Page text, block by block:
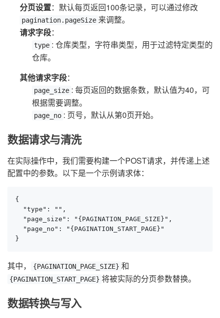
分页设置：默认每页返回100条记录，可以通过修改
pagination.pageSize 来调整。
请求字段：
type : 仓库类型，字符串类型，用于过滤特定类型的
仓库。
其他请求字段：
page_size : 每页返回的数据条数，默认值为40，可
根据需要调整。
page_no : 页号，默认从第0页开始。
数据请求与清洗
在实际操作中，我们需要构建一个POST请求，并传递上述
配置中的参数。以下是一个示例请求体：
{
  "type": "",
  "page_size": "{PAGINATION_PAGE_SIZE}",
  "page_no": "{PAGINATION_START_PAGE}"
}
其中， {PAGINATION_PAGE_SIZE} 和
{PAGINATION_START_PAGE} 将被实际的分页参数替换。
数据转换与写入